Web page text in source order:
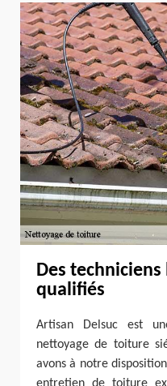
Des
qualifiés
Artisan Delsuc est
nettoyage de toiture
avons à notre